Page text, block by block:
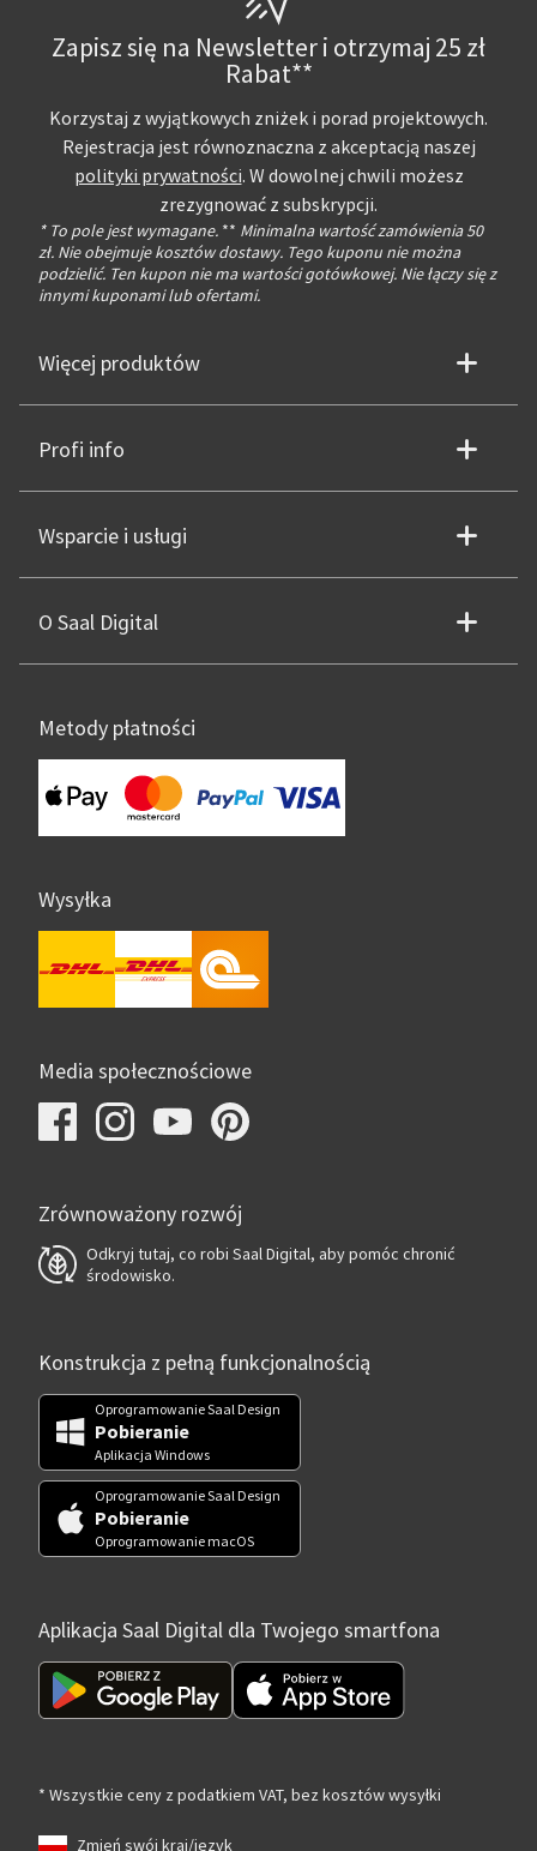
Zapisz się na Newsletter i otrzymaj 25 zł
Rabat**
Korzystaj z wyjątkowych zniżek i porad projektowych.
Rejestracja jest równoznaczna z akceptacją naszej
polityki prywatności. W dowolnej chwili możesz
zrezygnować z subskrypcji.
* To pole jest wymagane. ** Minimalna wartość zamówienia 50
zł. Nie obejmuje kosztów dostawy. Tego kuponu nie można
podzielić. Ten kupon nie ma wartości gotówkowej. Nie łączy się z
innymi kuponami lub ofertami.
Więcej produktów
Profi info
Wsparcie i usługi
O Saal Digital
Metody płatności
Wysyłka
Media społecznościowe
Zrównoważony rozwój
Odkryj tutaj, co robi Saal Digital, aby pomóc chronić
środowisko.
Konstrukcja z pełną funkcjonalnością
Oprogramowanie Saal Design
Pobieranie
Aplikacja Windows
Oprogramowanie Saal Design
Pobieranie
Oprogramowanie macOS
Aplikacja Saal Digital dla Twojego smartfona
* Wszystkie ceny z podatkiem VAT, bez kosztów wysyłki
Zmień swój kraj/język